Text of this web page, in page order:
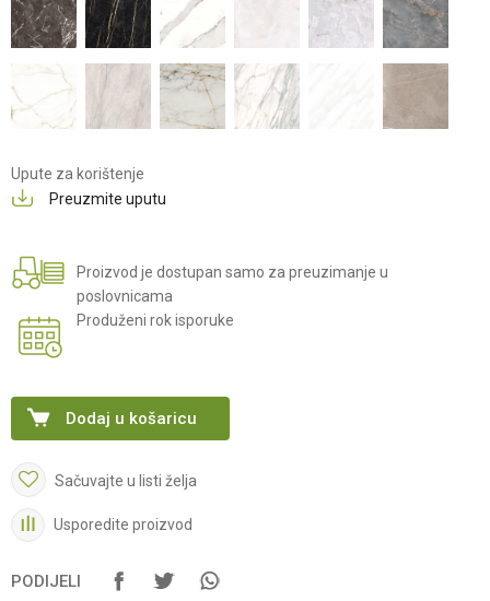
Upute za korištenje
Preuzmite uputu
Proizvod je dostupan samo za preuzimanje u
poslovnicama
Produženi rok isporuke
Dodaj u košaricu
Sačuvajte u listi želja
Usporedite proizvod
PODIJELI